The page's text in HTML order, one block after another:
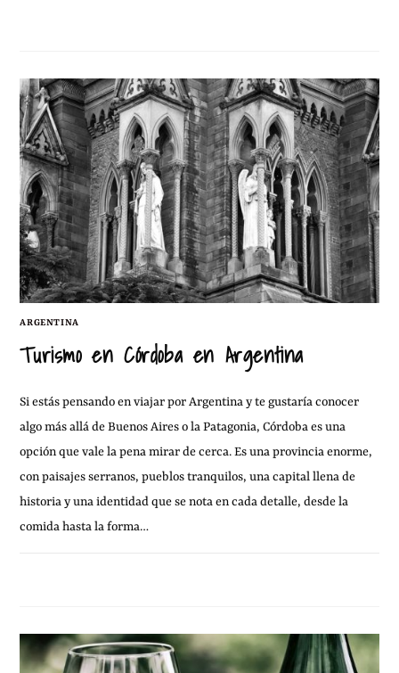
ARGENTINA
Turismo en Córdoba en Argentina
Si estás pensando en viajar por Argentina y te gustaría conocer
algo más allá de Buenos Aires o la Patagonia, Córdoba es una
opción que vale la pena mirar de cerca. Es una provincia enorme,
con paisajes serranos, pueblos tranquilos, una capital llena de
historia y una identidad que se nota en cada detalle, desde la
comida hasta la forma…